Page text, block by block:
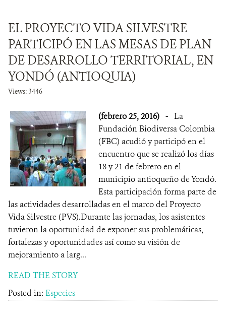
EL PROYECTO VIDA SILVESTRE
PARTICIPÓ EN LAS MESAS DE PLAN
DE DESARROLLO TERRITORIAL, EN
YONDÓ (ANTIOQUIA)
Views: 3446
(febrero 25, 2016) - La
Fundación Biodiversa Colombia
(FBC) acudió y participó en el
encuentro que se realizó los días
18 y 21 de febrero en el
municipio antioqueño de Yondó.
Esta participación forma parte de
las actividades desarrolladas en el marco del Proyecto
Vida Silvestre (PVS).Durante las jornadas, los asistentes
tuvieron la oportunidad de exponer sus problemáticas,
fortalezas y oportunidades así como su visión de
mejoramiento a larg...
READ THE STORY
Posted in: Especies